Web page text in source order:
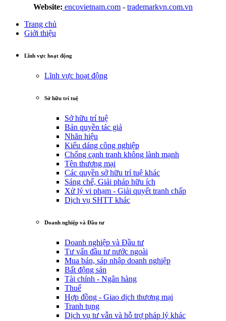
Website: encovietnam.com - trademarkvn.com.vn
Trang chủ
Giới thiệu
Lĩnh vực hoạt động
Lĩnh vực hoạt động
Sở hữu trí tuệ
Sở hữu trí tuệ
Bản quyền tác giả
Nhãn hiệu
Kiểu dáng công nghiệp
Chống cạnh tranh không lành mạnh
Tên thương mại
Các quyền sở hữu trí tuệ khác
Sáng chế, Giải pháp hữu ích
Xử lý vi phạm - Giải quyết tranh chấp
Dịch vụ SHTT khác
Doanh nghiệp và Đầu tư
Doanh nghiệp và Đầu tư
Tư vấn đầu tư nước ngoài
Mua bán, sáp nhập doanh nghiệp
Bất động sản
Tài chính - Ngân hàng
Thuế
Hợp đồng - Giao dịch thương mại
Tranh tụng
Dịch vụ tư vẫn và hỗ trợ pháp lý khác